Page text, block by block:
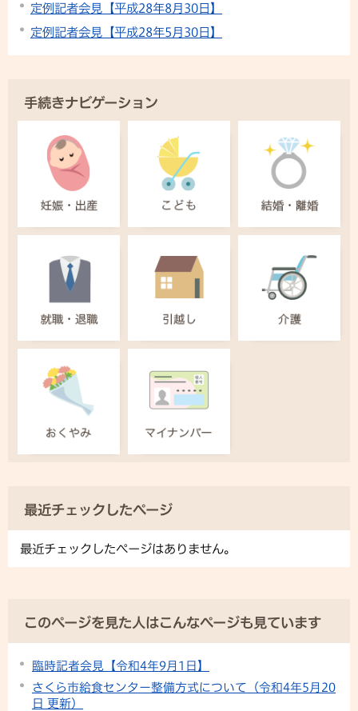
定例記者会見【平成28年8月30日】
定例記者会見【平成28年5月30日】
手続きナビゲーション
最近チェックしたページ
最近チェックしたページはありません。
このページを見た人はこんなページも見ています
臨時記者会見【令和4年9月1日】
さくら市給食センター整備方式について（令和4年5月20
日 更新）